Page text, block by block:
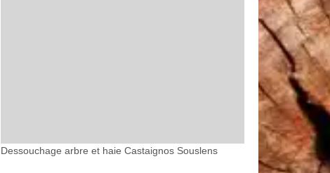
Dessouchage arbre et haie Castaignos Souslens